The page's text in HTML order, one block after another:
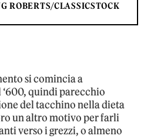
ROBERTS/CLASSICSTOCK
si comincia a
quindi parecchio
del tacchino nella dieta
un altro motivo per farli
verso i grezzi, o almeno